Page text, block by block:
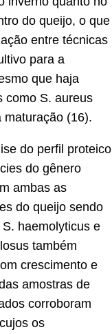
do queijo, o que
entre técnicas
para a
que haja
como S. aureus
maturação (16).
do perfil proteico
do gênero
ambas as
do queijo sendo
haemolyticus e
também
crescimento e
amostras de
corroboram
os